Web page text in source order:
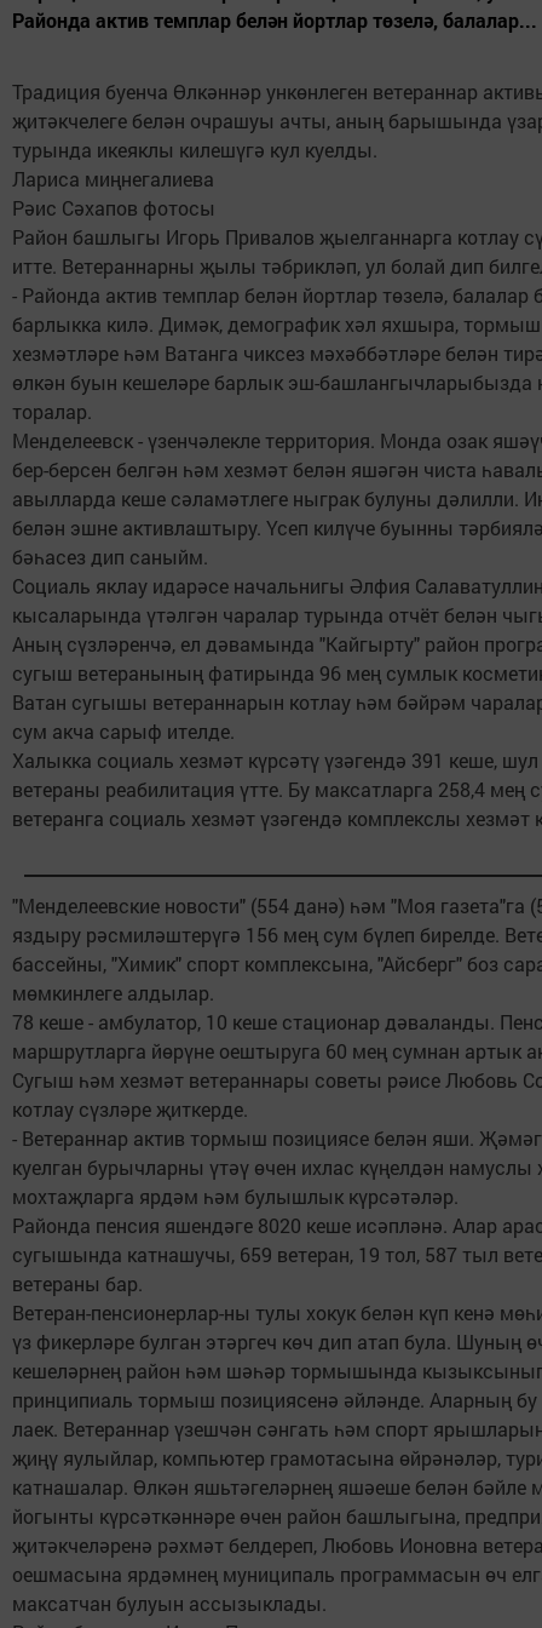
Районда актив темплар белән йортлар төзелә, балалар...
Традиция буенча Өлкәннәр ункөнлеген ветераннар
җитәкчелеге белән очрашуы ачты, аның барышында
турында икеяклы килешүгә кул куелды.
Лариса миңнегалиева
Рәис Сәхапов фотосы
Район башлыгы Игорь Привалов җыелганнарга котлау
итте. Ветераннарны җылы тәбрикләп, ул болай дип
- Районда актив темплар белән йортлар төзелә, балалар
барлыкка килә. Димәк, демографик хәл яхшыра,
хезмәтләре һәм Ватанга чиксез мәхәббәтләре белән
өлкән буын кешеләре барлык эш-башлангычларыбызда
торалар.
Менделеевск - үзенчәлекле территория. Монда озак
бер-берсен белгән һәм хезмәт белән яшәгән чиста
авылларда кеше сәламәтлеге ныграк булуны дәлилли.
белән эшне активлаштыру. Үсеп килүче буынны
бәһасез дип саныйм.
Социаль яклау идарәсе начальнигы Әлфия
кысаларында үтәлгән чаралар турында отчёт белән
Аның сүзләренчә, ел дәвамында "Кайгырту" район
сугыш ветеранының фатирында 96 мең сумлык
Ватан сугышы ветераннарын котлау һәм бәйрәм
сум акча сарыф ителде.
Халыкка социаль хезмәт күрсәтү үзәгендә 391 кеше,
ветераны реабилитация үтте. Бу максатларга 258,4 мең
ветеранга социаль хезмәт үзәгендә комплекслы хезмәт
"Менделеевские новости" (554 данә) һәм "Моя газета"га
яздыру рәсмиләштерүгә 156 мең сум бүлеп бирелде.
бассейны, "Химик" спорт комплексына, "Айсберг" боз
мөмкинлеге алдылар.
78 кеше - амбулатор, 10 кеше стационар дәваланды.
маршрутларга йөрүне оештыруга 60 мең сумнан артык
Сугыш һәм хезмәт ветераннары советы рәисе Любовь
котлау сүзләре җиткерде.
- Ветераннар актив тормыш позициясе белән яши.
куелган бурычларны үтәү өчен ихлас күңелдән намуслы
мохтаҗларга ярдәм һәм булышлык күрсәтәләр.
Районда пенсия яшендәге 8020 кеше исәпләнә. Алар
сугышында катнашучы, 659 ветеран, 19 тол, 587 тыл
ветераны бар.
Ветеран-пенсионерлар-ны тулы хокук белән күп кенә
үз фикерләре булган этәргеч көч дип атап була. Шуның
кешеләрнең район һәм шәһәр тормышында
принципиаль тормыш позициясенә әйләнде. Аларның
лаек. Ветераннар үзешчән сәнгать һәм спорт
җиңү яулыйлар, компьютер грамотасына өйрәнәләр,
катнашалар. Өлкән яшьтәгеләрнең яшәеше белән бәйле
йогынты күрсәткәннәре өчен район башлыгына,
җитәкчеләренә рәхмәт белдереп, Любовь Ионовна
оешмасына ярдәмнең муниципаль программасын өч
максатчан булуын ассызыклады.